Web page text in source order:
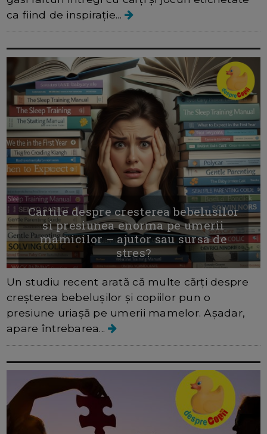
ca fiind de inspirație...
Cartile despre cresterea bebelusilor
si presiunea enorma pe umerii
mamicilor – ajutor sau sursa de
stres?
Un studiu recent arată că multe cărți despre
creșterea bebelușilor și copiilor pun o
presiune uriașă pe umerii mamelor. Așadar,
apare întrebarea...